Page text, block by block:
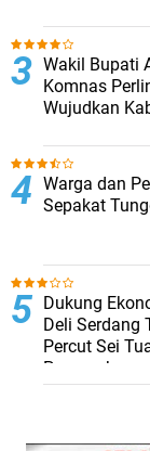
Wakil Bupati
Komnas
Wujudkan
Warga dan
Sepakat
Dukung
Deli Serdang
Percut Sei